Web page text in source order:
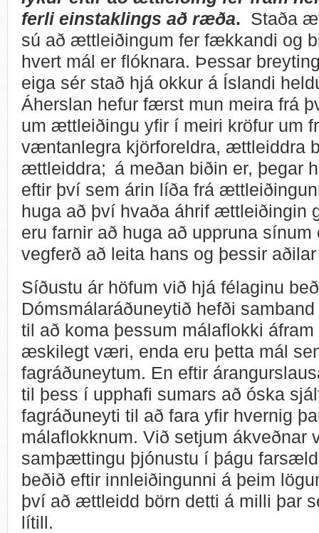
ferli einstaklings að ræða. Staða
sú að ættleiðingum fer fækkandi og
hvert mál er flóknara. Þessar
eiga sér stað hjá okkur á Íslandi
Áherslan hefur færst mun meira frá
um ættleiðingu yfir í meiri kröfur um
væntanlegra kjörforeldra, ættleiddra
ættleiddra; á meðan biðin er, þegar
eftir því sem árin líða frá
huga að því hvaða áhrif ættleiðingin
eru farnir að huga að uppruna
vegferð að leita hans og þessir
Síðustu ár höfum við hjá félaginu
Dómsmálaráðuneytið hefði
til að koma þessum málaflokki
æskilegt væri, enda eru þetta mál
fagráðuneytum. En eftir
til þess í upphafi sumars að óska
fagráðuneyti til að fara yfir hvernig
málaflokknum. Við setjum ákveðnar
samþættingu þjónustu í þágu
beðið eftir innleiðingunni á þeim
því að ættleidd börn detti á milli þar
lítill.